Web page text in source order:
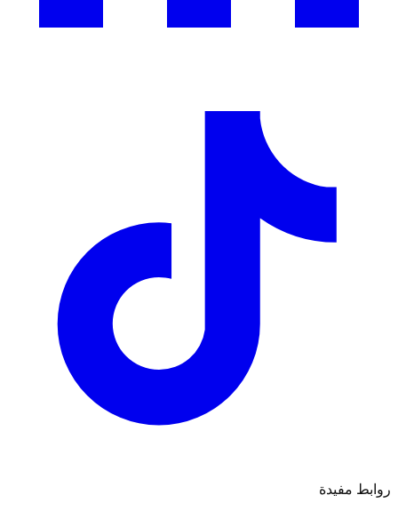
روابط مفيدة